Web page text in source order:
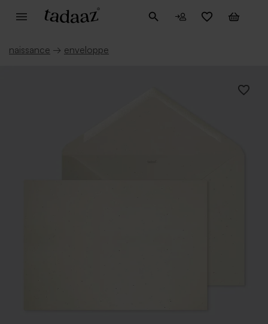
naissance → enveloppe